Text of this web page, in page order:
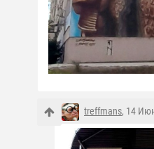
treffmans, 14